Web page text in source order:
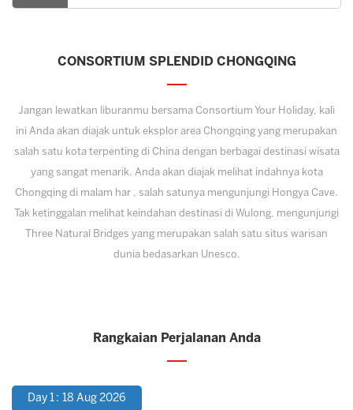
CONSORTIUM SPLENDID CHONGQING
Jangan lewatkan liburanmu bersama Consortium Your Holiday, kali
ini Anda akan diajak untuk eksplor area Chongqing yang merupakan
salah satu kota terpenting di China dengan berbagai destinasi wisata
yang sangat menarik. Anda akan diajak melihat indahnya kota
Chongqing di malam har , salah satunya mengunjungi Hongya Cave.
Tak ketinggalan melihat keindahan destinasi di Wulong, mengunjungi
Three Natural Bridges yang merupakan salah satu situs warisan
dunia bedasarkan Unesco.
Rangkaian Perjalanan Anda
Day 1 : 18 Aug 2026